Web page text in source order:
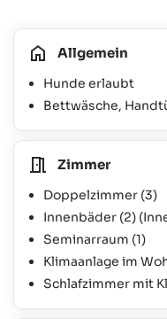
Allgemein
Hunde erlaubt
Bettwäsche,
Zimmer
Doppelzimmer (3)
Innenbäder (2)
Seminarraum (1)
Klimaanlage im
Schlafzimmer mit